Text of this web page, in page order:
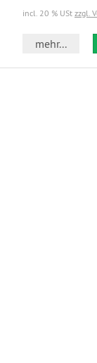
incl. 20 % USt zzgl.
mehr...